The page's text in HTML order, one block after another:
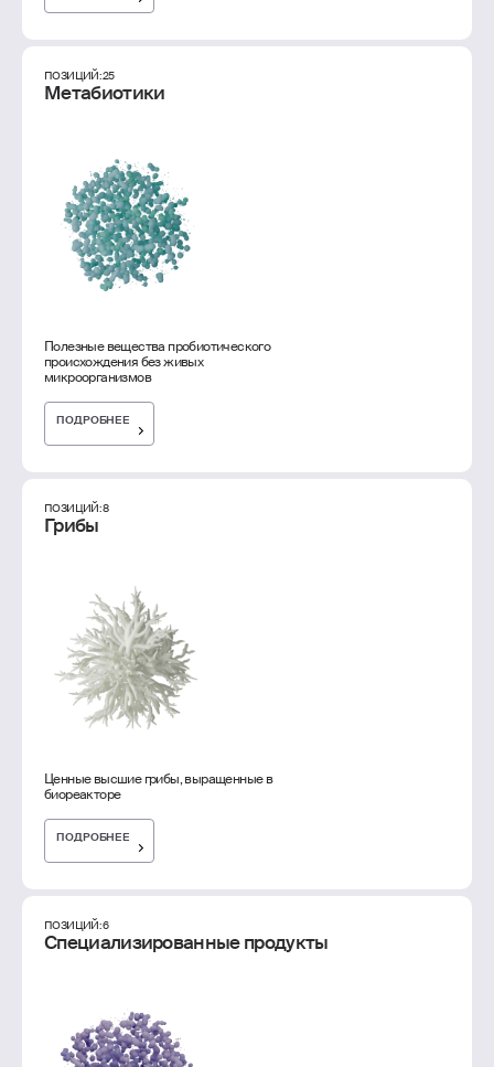
ПОЗИЦИЙ: 25
Метабиотики
Полезные вещества пробиотического
происхождения без живых
микроорганизмов
ПОДРОБНЕЕ
ПОЗИЦИЙ: 8
Грибы
Ценные высшие грибы, выращенные в
биореакторе
ПОДРОБНЕЕ
ПОЗИЦИЙ: 6
Специализированные продукты